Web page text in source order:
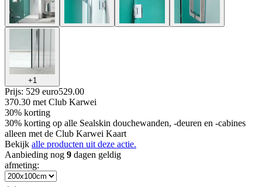
+1
Prijs: 529 euro529.00
370.30 met Club Karwei
30% korting
30% korting op alle Sealskin douchewanden, -deuren en -cabines
alleen met de Club Karwei Kaart
Bekijk alle producten uit deze actie.
Aanbieding nog 9 dagen geldig
afmeting: